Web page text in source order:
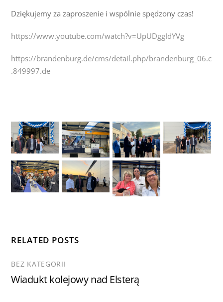
Dziękujemy za zaproszenie i wspólnie spędzony czas!
https://www.youtube.com/watch?v=UpUDggIdYVg
https://brandenburg.de/cms/detail.php/brandenburg_06.c
.849997.de
RELATED POSTS
BEZ KATEGORII
Wiadukt kolejowy nad Elsterą